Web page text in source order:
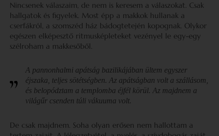
Nincsenek válaszaim, de nem is keresem a válaszokat. Csak
hallgatok és figyelek. Most épp a makkok hullanak a
cserfákról, a szomszéd ház bádogtetején kopognak. Olykor
egészen elképesztő ritmusképleteket vezényel le egy-egy
szélroham a makkesőből.
A pannonhalmi apátság bazilikájában ültem egyszer
éjszaka, teljes sötétségben. Az apátságban volt a szállásom,
és belopództam a templomba éjfél körül. Az majdnem a
világűr csenden túli vákuuma volt.
De csak majdnem. Soha olyan erősen nem hallottam a